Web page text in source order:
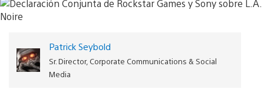
Patrick Seybold
Sr. Director, Corporate Communications & Social
Media